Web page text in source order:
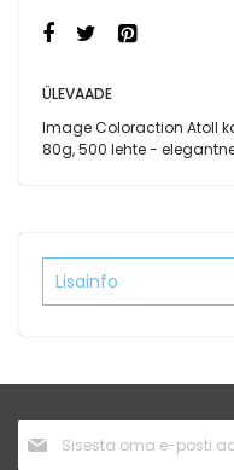
ÜLEVAADE
Image Coloraction Atoll
80g, 500 lehte -
Lisainfo
uudiskirjaga: